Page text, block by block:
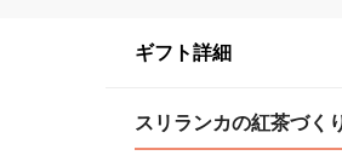
ギフト詳細
スリランカの紅茶づく